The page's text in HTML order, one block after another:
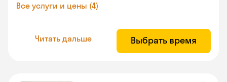
Все услуги и цены (4)
Читать дальше Выбрать время